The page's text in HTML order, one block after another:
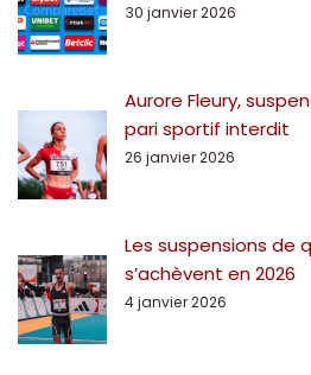
30 janvier 2026
Aurore Fleury,
pari sportif interdit
26 janvier 2026
Les suspensions de
s’achèvent en 2026
4 janvier 2026